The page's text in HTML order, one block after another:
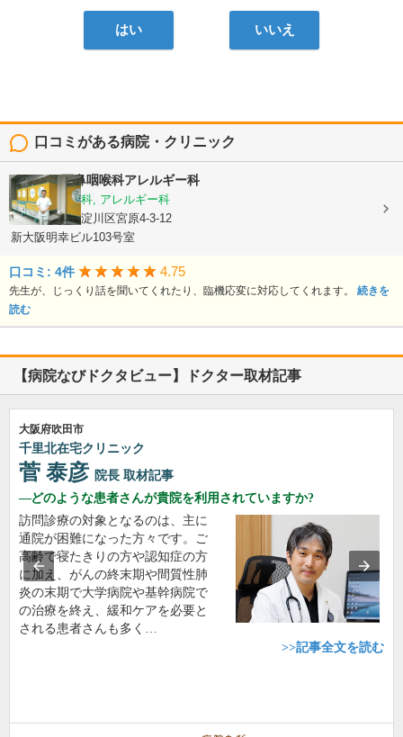
はい いいえ
口コミがある病院・クリニック
まさもと耳鼻咽喉科アレルギー科
耳鼻いんこう科, アレルギー科
大阪府大阪市淀川区宮原4-3-12
新大阪明幸ビル103号室
口コミ: 4件 4.75
先生が、じっくり話を聞いてくれたり、臨機応変に対応してくれます。 続きを
読む
【病院なびドクタビュー】ドクター取材記事
大阪府吹田市
千里北在宅クリニック
菅 泰彦 院長 取材記事
どのような患者さんが貴院を利用されていますか?
訪問診療の対象となるのは、主に
通院が困難になった方々です。ご
高齢で寝たきりの方や認知症の方
に加え、がんの終末期や間質性肺
炎の末期で大学病院や基幹病院で
の治療を終え、緩和ケアを必要と
される患者さんも多く…
>>記事全文を読む